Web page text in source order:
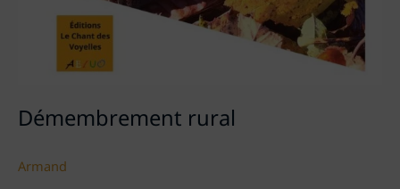
Démembrement rural
Armand